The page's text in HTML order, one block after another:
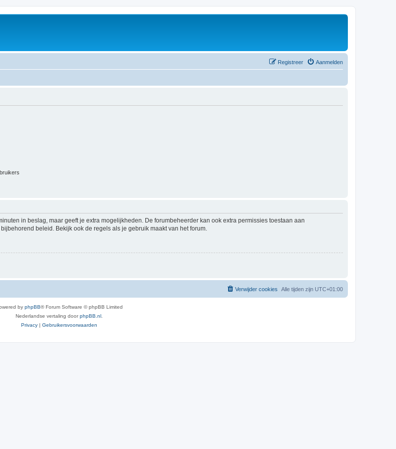
Aanmelden
Registreer
in beslag, maar geeft je extra mogelijkheden. De forumbeheerder kan ook extra permissies toestaan aan
beleid. Bekijk ook de regels als je gebruik maakt van het forum.
Alle tijden zijn UTC+01:00
Verwijder cookies
by phpBB® Forum Software © phpBB Limited
Nederlandse vertaling doorphpBB.nl
Privacy | Gebruikersvoorwaarden